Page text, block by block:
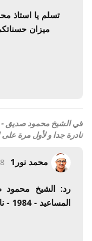
تسلم يا استاذ
ميزان
في
نادرة جدا و لأول مرة على
محمد نور1 28
رد: الشيخ
المساعيد - 1984 - نادرة جدا و لأول مرة على الن